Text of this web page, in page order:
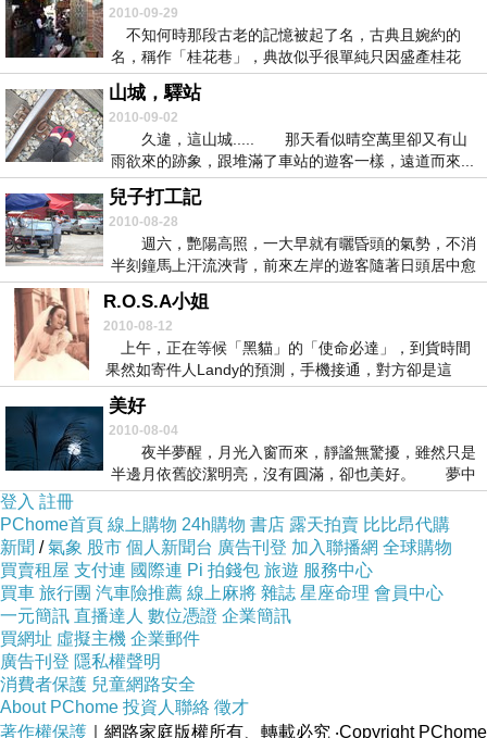
2010-09-29
不知何時那段古老的記憶被起了名，古典且婉約的
名，稱作「桂花巷」，典故似乎很單純只因盛產桂花
釀，或是...
山城，驛站
2010-09-02
久違，這山城..... 那天看似晴空萬里卻又有山
雨欲來的跡象，跟堆滿了車站的遊客一樣，遠道而來...
兒子打工記
2010-08-28
週六，艷陽高照，一大早就有曬昏頭的氣勢，不消
半刻鐘馬上汗流浹背，前來左岸的遊客隨著日頭居中愈
聚愈...
R.O.S.A小姐
2010-08-12
上午，正在等候「黑貓」的「使命必達」，到貨時間
果然如寄件人Landy的預測，手機接通，對方卻是這
樣...
美好
2010-08-04
夜半夢醒，月光入窗而來，靜謐無驚擾，雖然只是
半邊月依舊皎潔明亮，沒有圓滿，卻也美好。 夢中
困陷...
登入 註冊
PChome首頁 線上購物 24h購物 書店 露天拍賣 比比昂代購
新聞 /氣象 股市 個人新聞台 廣告刊登 加入聯播網 全球購物
買賣租屋 支付連 國際連 Pi 拍錢包 旅遊 服務中心
買車 旅行團 汽車險推薦 線上麻將 雜誌 星座命理 會員中心
一元簡訊 直播達人 數位憑證 企業簡訊
買網址 虛擬主機 企業郵件
廣告刊登 隱私權聲明
消費者保護 兒童網路安全
About PChome 投資人聯絡 徵才
著作權保護 ｜網路家庭版權所有、轉載必究 ‧Copyright PChome